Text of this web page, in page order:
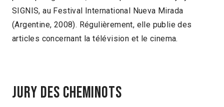
SIGNIS, au Festival International Nueva Mirada
(Argentine, 2008). Régulièrement, elle publie des
articles concernant la télévision et le cinema.
Jury des cheminots